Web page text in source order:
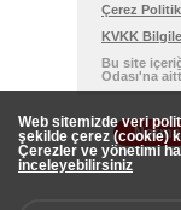
Çerez
KVKK
Bu site
Odası'na
Web sitemizde veri
şekilde çerez (cookie)
Çerezler ve yönetimi
inceleyebilirsiniz